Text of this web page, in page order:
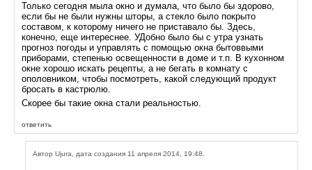
Только сегодня мыла окно и думала, что было бы здорово,
если бы не были нужны шторы, а стекло было покрыто
составом, к которому ничего не приставало бы. Здесь,
конечно, еще интереснее. УДобно было бы с утра узнать
прогноз погоды и управлять с помощью окна бытоввыми
приборами, степенью освещенности в доме и т.п. В кухонном
окне хорошо искать рецепты, а не бегать в комнату с
ополовником, чтобы посмотреть, какой следующий продукт
бросать в кастрюлю.
Скорее бы такие окна стали реальностью.
ответить
Автор Ujura, дата создания 11 апреля 2014, 19:48.